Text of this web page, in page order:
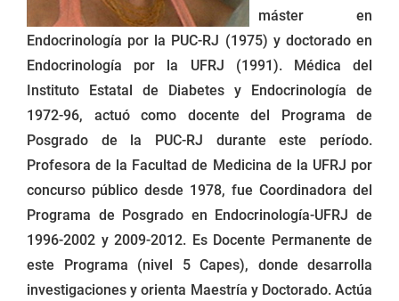
máster en
Endocrinología por la PUC-RJ (1975) y doctorado en
Endocrinología por la UFRJ (1991). Médica del
Instituto Estatal de Diabetes y Endocrinología de
1972-96, actuó como docente del Programa de
Posgrado de la PUC-RJ durante este período.
Profesora de la Facultad de Medicina de la UFRJ por
concurso público desde 1978, fue Coordinadora del
Programa de Posgrado en Endocrinología-UFRJ de
1996-2002 y 2009-2012. Es Docente Permanente de
este Programa (nivel 5 Capes), donde desarrolla
investigaciones y orienta Maestría y Doctorado. Actúa